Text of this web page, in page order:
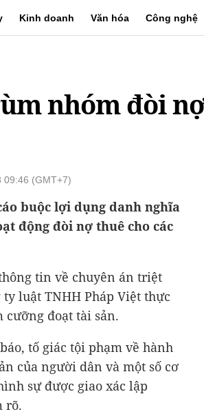
Kinh doanh Văn hóa Công nghệ
nhóm đòi
09:46 (GMT+7)
buộc lợi dụng danh nghĩa
động đòi nợ thuê cho các
tin về chuyên án triệt
luật TNHH Pháp Việt thực
đoạt tài sản.
tố giác tội phạm về hành
của người dân và một số cơ
sự được giao xác lập
rõ.